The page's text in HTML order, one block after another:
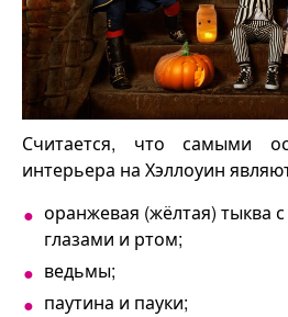
Считается, что самыми
интерьера на Хэллоуин
оранжевая (жёлтая) тыква
глазами и ртом;
ведьмы;
паутина и пауки;